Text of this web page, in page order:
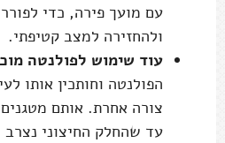
עם מועך פירה, כדי
ולהחזירה למצב קטיפתי.
עוד שימוש לפולנטה
הפולנטה וחותכין אותו
צורה אחרת. אותם
עד שהחלק החיצוני נצרב